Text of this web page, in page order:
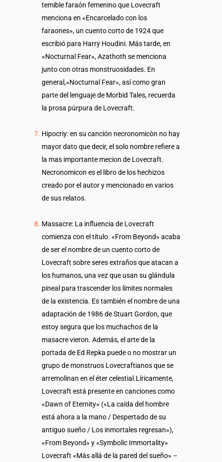
temible faraón femenino que Lovecraft
menciona en «Encarcelado con los
faraones», un cuento corto de 1924 que
escribió para Harry Houdini. Más tarde, en
«Nocturnal Fear», Azathoth se menciona
junto con otras monstruosidades. En
general,»Nocturnal Fear», así como gran
parte del lenguaje de Morbid Tales, recuerda
la prosa púrpura de Lovecraft.
Hipocriy: en su canción necronomicòn no hay
mayor dato que decir, el solo nombre refiere a
la mas importante mecion de Lovecraft.
Necronomicon es el libro de los hechizos
creado por el autor y mencionado en varios
de sus relatos.
Massacre: La influencia de Lovecraft
comienza con el título. «From Beyond» acaba
de ser el nombre de un cuento corto de
Lovecraft sobre seres extraños que atacan a
los humanos, una vez que usan su glándula
pineal para trascender los límites normales
de la existencia. Es también el nombre de una
adaptación de 1986 de Stuart Gordon, que
estoy segura que los muchachos de la
masacre vieron. Además, el arte de la
portada de Ed Repka puede o no mostrar un
grupo de monstruos Lovecraftianos que se
arremolinan en el éter celestial.Líricamente,
Lovecraft está presente en canciones como
«Dawn of Eternity» («La caída del hombre
está ahora a la mano / Despertado de su
antiguo sueño / Los inmortales regresan»),
«From Beyond» y «Symbolic Immortality»
Lovecraft «Más allá de la pared del sueño» –